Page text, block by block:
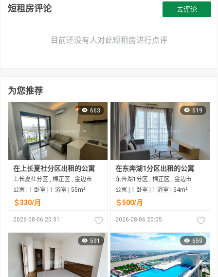
短租房评论
目前还没有人对此短租房进行点评
去评论
为您推荐
663
在上长夏社分区出租的公寓
上长夏社分区 , 棉芷区 , 金边市
公寓 | 1 卧室 | 1 浴室 | 55m²
＄330/月
2026-08-06 20:31
619
在东奔湖1分区出租的公寓
东奔湖1分区 , 棉芷区 , 金边市
公寓 | 1 卧室 | 1 浴室 | 54m²
＄500/月
2026-08-06 20:05
591 659